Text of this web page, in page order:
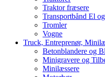
Traktor fræsere
Transportbånd El
Tromler
Vogne
Truck, Entreprenør,
Betonblandere og
Minigravere og
Minilæssere